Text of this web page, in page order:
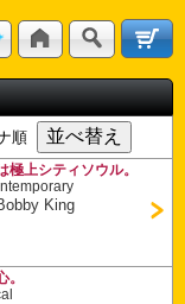
順
極上シティソウル。
King
。